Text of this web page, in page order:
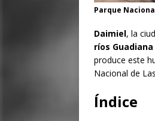
Parque
Daimiel, la
ríos
produce este
Nacional de
Índice